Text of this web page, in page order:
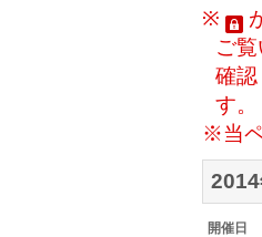
※
ご
確
す。
※当
開催日